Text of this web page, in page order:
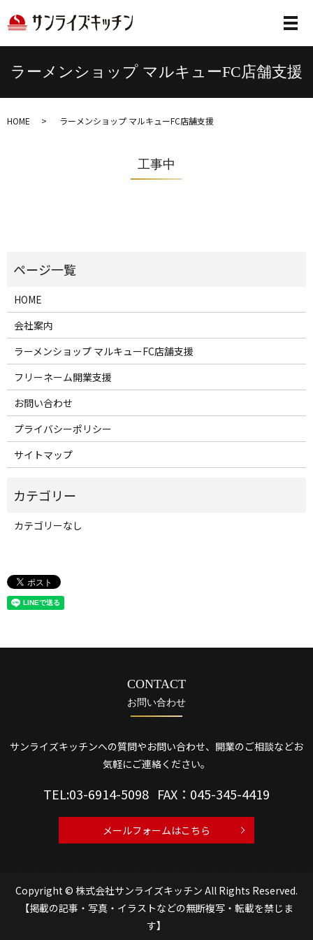
メ
ラーメンショップ マルキューFC店舗支援
HOME ラーメンショップ マルキューFC店舗支援
工事中
HOME
会社案内
ラーメンショップ マルキューFC店舗支援
フリーネーム開業支援
お問い合わせ
プライバシーポリシー
サイトマップ
カテゴリーなし
CONTACT
お問い合わせ
サンライズキッチンへの質問やお問い合わせ、開業のご相談などお
気軽にご連絡ください。
TEL:03-6914-5098 FAX：045-345-4419
メールフォームはこちら
Copyright © 株式会社サンライズキッチン All Rights Reserved.
【掲載の記事・写真・イラストなどの無断複写・転載を禁じま
す】